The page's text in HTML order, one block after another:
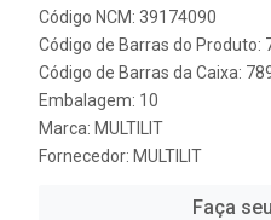
Código NCM: 39174090
Código de Barras do Produto:
Código de Barras da Caixa:
Embalagem: 10
Marca: MULTILIT
Fornecedor: MULTILIT
Faça